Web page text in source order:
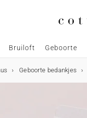
Bruiloft Geboorte
Geboorte bedankjes